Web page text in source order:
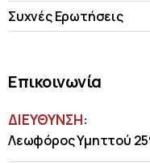
Συχνές Ερωτήσεις
Επικοινωνία
ΔΙΕΥΘΥΝΣΗ:
Λεωφόρος Υμηττού